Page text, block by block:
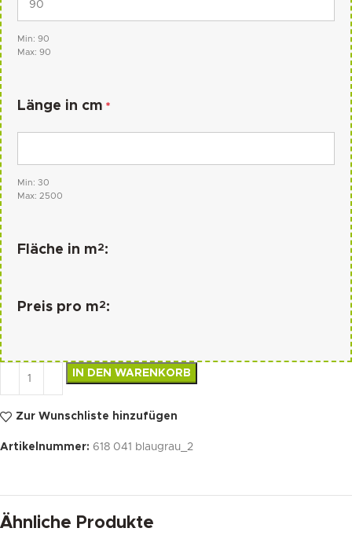
Min: 90
Max: 90
Länge in cm *
Min: 30
Max: 2500
Fläche in m2:
Preis pro m2:
IN DEN WARENKORB
Zur Wunschliste hinzufügen
Artikelnummer: 618 041 blaugrau_2
Ähnliche Produkte